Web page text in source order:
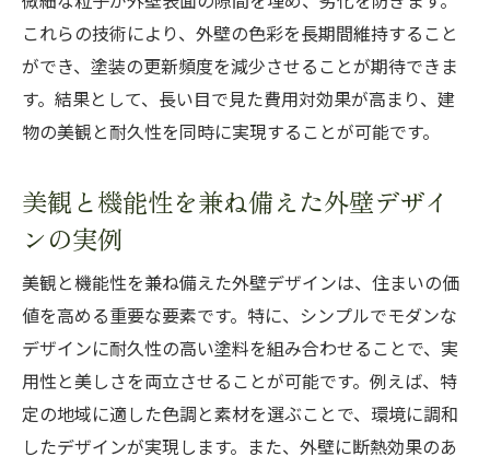
これらの技術により、外壁の色彩を長期間維持すること
ができ、塗装の更新頻度を減少させることが期待できま
す。結果として、長い目で見た費用対効果が高まり、建
物の美観と耐久性を同時に実現することが可能です。
美観と機能性を兼ね備えた外壁デザイ
ンの実例
美観と機能性を兼ね備えた外壁デザインは、住まいの価
値を高める重要な要素です。特に、シンプルでモダンな
デザインに耐久性の高い塗料を組み合わせることで、実
用性と美しさを両立させることが可能です。例えば、特
定の地域に適した色調と素材を選ぶことで、環境に調和
したデザインが実現します。また、外壁に断熱効果のあ